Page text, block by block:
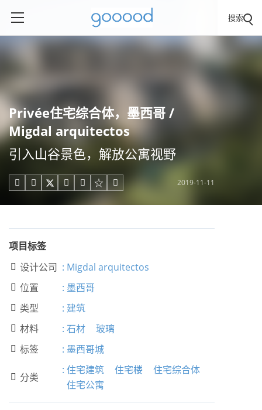
搜索
Privée住宅综合体，墨西哥 /
Migdal arquitectos
引入山谷景色，解放公寓视野
     2019-11-11
项目标签
 设计公司 : Migdal arquitectos
 位置 : 墨西哥
 类型 : 建筑
 材料 : 石材 玻璃
 标签 : 墨西哥城
 分类
: 住宅建筑 住宅楼
住宅综合体
住宅公寓